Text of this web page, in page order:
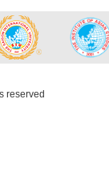
reserved